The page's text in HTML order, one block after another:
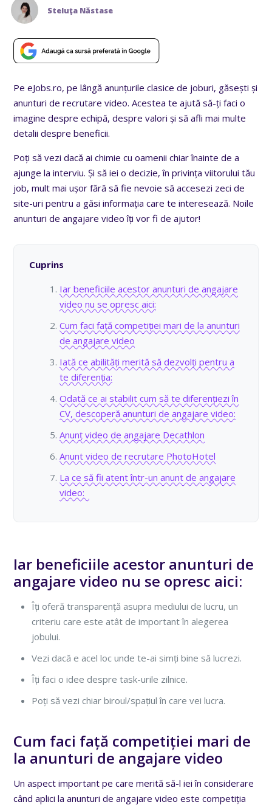
Steluţa Năstase
Pe eJobs.ro, pe lângă anunțurile clasice de joburi, găsești și
anunturi de recrutare video. Acestea te ajută să-ți faci o
imagine despre echipă, despre valori și să afli mai multe
detalii despre beneficii.
Poți să vezi dacă ai chimie cu oamenii chiar înainte de a
ajunge la interviu. Și să iei o decizie, în privința viitorului tău
job, mult mai ușor fără să fie nevoie să accesezi zeci de
site-uri pentru a găsi informația care te interesează. Noile
anunturi de angajare video îți vor fi de ajutor!
Cuprins
Iar beneficiile acestor anunturi de angajare
video nu se opresc aici:
Cum faci față competiției mari de la anunturi
de angajare video
Iată ce abilități merită să dezvolți pentru a
te diferenția:
Odată ce ai stabilit cum să te diferențiezi în
CV, descoperă anunturi de angajare video:
Anunț video de angajare Decathlon
Anunt video de recrutare PhotoHotel
La ce să fii atent într-un anunt de angajare
video:
Iar beneficiile acestor anunturi de
angajare video nu se opresc aici:
Îți oferă transparență asupra mediului de lucru, un
criteriu care este atât de important în alegerea
jobului.
Vezi dacă e acel loc unde te-ai simți bine să lucrezi.
Îți faci o idee despre task-urile zilnice.
Poți să vezi chiar biroul/spațiul în care vei lucra.
Cum faci față competiției mari de
la anunturi de angajare video
Un aspect important pe care merită să-l iei în considerare
când aplici la anunturi de angajare video este competiția